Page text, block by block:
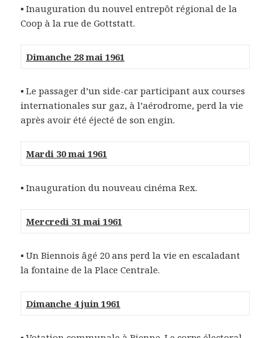
▪ Inauguration du nouvel entrepôt régional de la
Coop à la rue de Gottstatt.
Dimanche 28 mai 1961
▪ Le passager d’un side-car participant aux courses
internationales sur gaz, à l’aérodrome, perd la vie
après avoir été éjecté de son engin.
Mardi 30 mai 1961
▪ Inauguration du nouveau cinéma Rex.
Mercredi 31 mai 1961
▪ Un Biennois âgé 20 ans perd la vie en escaladant
la fontaine de la Place Centrale.
Dimanche 4 juin 1961